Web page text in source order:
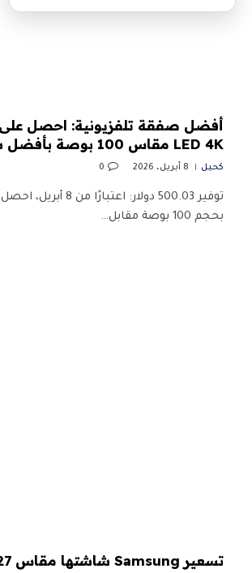
LED 4K مقاس 100 بوصة بأفضل سعر حتى الآن
كحيل 8 أبريل، 2026 0
بحجم 100 بوصة مقابل…